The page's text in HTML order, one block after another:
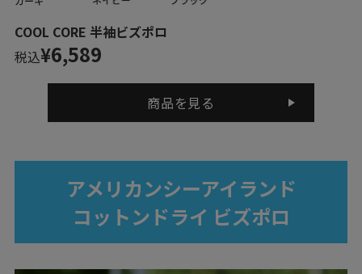
COOL CORE 半袖ビズポロ
税込¥6,589
商品を見る
アメリカンシーアイランド
コットンドライ ビズポロ